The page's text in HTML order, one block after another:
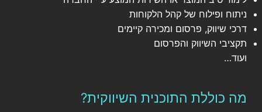
ניתוח ופילוח של קהל הלקוחות
דרכי שיווק, פרסום ומכירה קיימים
תקציבי השיווק והפרסום
ועוד…
מה כוללת התוכנית השיווקית?